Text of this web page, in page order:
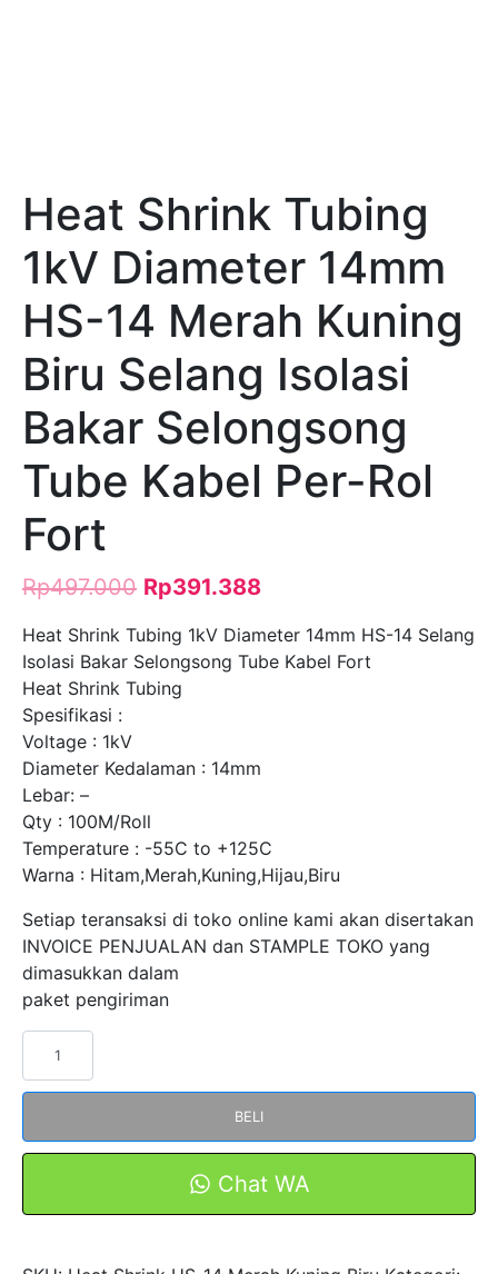
Heat Shrink Tubing
1kV Diameter 14mm
HS-14 Merah Kuning
Biru Selang Isolasi
Bakar Selongsong
Tube Kabel Per-Rol
Fort
Rp497.000 Rp391.388
Heat Shrink Tubing 1kV Diameter 14mm HS-14 Selang
Isolasi Bakar Selongsong Tube Kabel Fort
Heat Shrink Tubing
Spesifikasi :
Voltage : 1kV
Diameter Kedalaman : 14mm
Lebar: –
Qty : 100M/Roll
Temperature : -55C to +125C
Warna : Hitam,Merah,Kuning,Hijau,Biru
Setiap teransaksi di toko online kami akan disertakan
INVOICE PENJUALAN dan STAMPLE TOKO yang
dimasukkan dalam
paket pengiriman
Shrink
1kV
BELI
Chat WA